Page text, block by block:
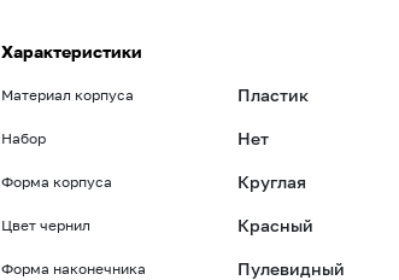
Характеристики
Материал корпуса Пластик
Набор Нет
Форма корпуса Круглая
Цвет чернил Красный
Форма наконечника Пулевидный